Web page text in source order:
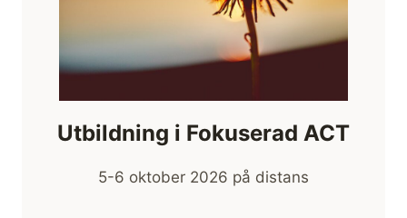
Utbildning i Fokuserad ACT
5-6 oktober 2026 på distans